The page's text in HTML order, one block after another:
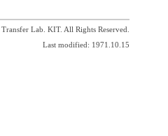
Lab. KIT. All Rights Reserved.
Last modified: 1971.10.15